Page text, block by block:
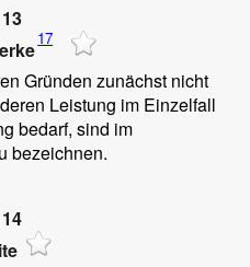
17
Gründen zunächst nicht
Leistung im Einzelfall
bedarf, sind im
bezeichnen.